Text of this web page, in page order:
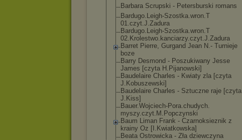
Barbara Scrupski - Petersburski romans
Bardugo.Leigh-Szostka.wron.T
01.czyt.J.Zadura
Bardugo.Leigh-Szostka.wron.T
02.Krolestwo.kanciarzy.czyt.J.Zadura
Barret Pierre, Gurgand Jean N.- Turnieje
boze
Barry Desmond - Poszukiwany Jesse
James [czyta H.Pijanowski]
Baudelaire Charles - Kwiaty zla [czyta
J.Kobuszewski]
Baudelaire Charles - Sztuczne raje [czyta
J.Kiss]
Bauer.Wojciech-Pora.chudych.
myszy.czyt.M.Popczynski
Baum Liman Frank - Czarnoksieznik z
krainy Oz [I.Kwiatkowska]
Beata Ostrowicka - Zła dziewczyna